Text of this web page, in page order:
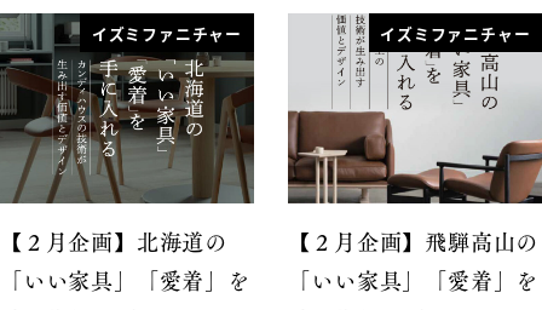
イズミファニチャー
【２月企画】北海道の
「いい家具」「愛着」を
イズミファニチャー
【２月企画】飛騨高山の
「いい家具」「愛着」を